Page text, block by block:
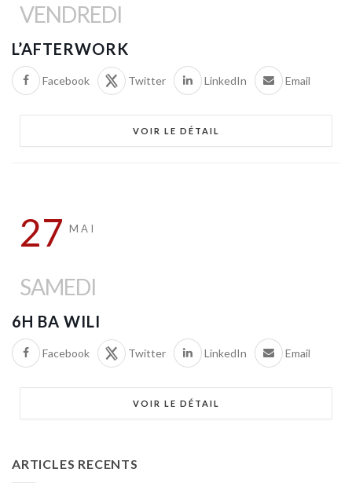
VENDREDI
L’AFTERWORK
Facebook Twitter LinkedIn Email
VOIR LE DÉTAIL
27 MAI
SAMEDI
6H BA WILI
Facebook Twitter LinkedIn Email
VOIR LE DÉTAIL
ARTICLES RECENTS